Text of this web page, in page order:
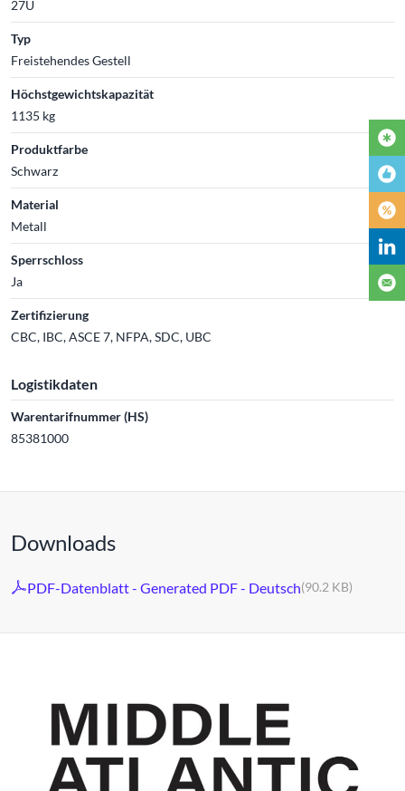
27U
Typ
Freistehendes Gestell
Höchstgewichtskapazität
1135 kg
Produktfarbe
Schwarz
Material
Metall
Sperrschloss
Ja
Zertifizierung
CBC, IBC, ASCE 7, NFPA, SDC, UBC
Logistikdaten
Warentarifnummer (HS)
85381000
Downloads
PDF-Datenblatt - Generated PDF - Deutsch(90.2 KB)